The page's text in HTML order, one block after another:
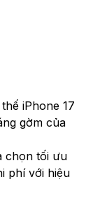
iPhone 17
gờm của
chọn tối ưu
phí với hiệu